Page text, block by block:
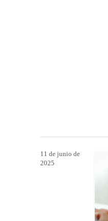
11 de junio de
2025